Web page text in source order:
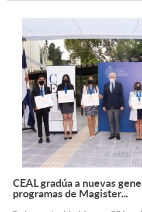
CEAL gradúa a nuevas
programas de Magister...